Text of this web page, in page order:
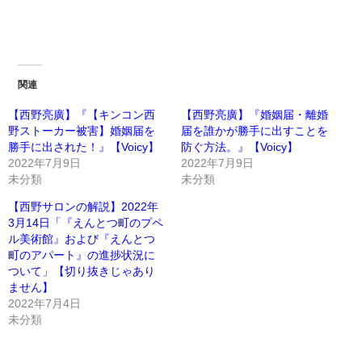
関連
【西野亮廣】『【キンコン西
野ストーカー被害】婚姻届を
勝手に出された！』【Voicy】
2022年7月9日
未分類
【西野亮廣】『婚姻届・離婚
届を誰かが勝手に出すことを
防ぐ方法。』【Voicy】
2022年7月9日
未分類
【西野サロンの解説】2022年
3月14日「『えんとつ町のプペ
ル美術館』および『えんとつ
町のアパート』の進捗状況に
ついて」【切り抜きじゃあり
ません】
2022年7月4日
未分類